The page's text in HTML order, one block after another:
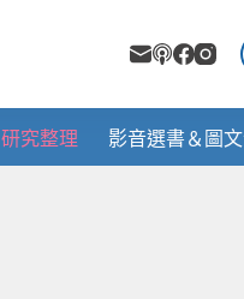
研究整理 影音選書＆圖